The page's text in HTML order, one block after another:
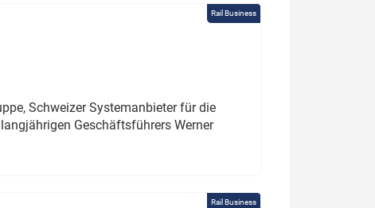
Rail Business
Schweizer Systemanbieter für die
Geschäftsführers Werner
Rail Business